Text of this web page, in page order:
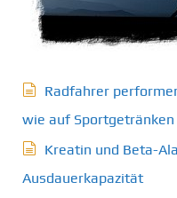
Radfahrer
wie auf Sportgetränken
Kreatin und Beta-
Ausdauerkapazität